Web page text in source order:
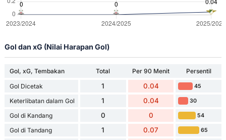
Gol dan xG (Nilai Harapan Gol)
Gol, xG, Tembakan Total Per 90 Menit
Persentil
Gol Dicetak
1 0.04 45
Keterlibatan dalam Gol 1 0.04 30
Gol di Kandang 0 0 54
Gol di Tandang 1 0.07 65